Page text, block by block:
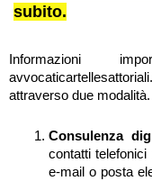
subito.
Informazioni
attraverso due modalità.
Consulenza
contatti
e-mail o posta